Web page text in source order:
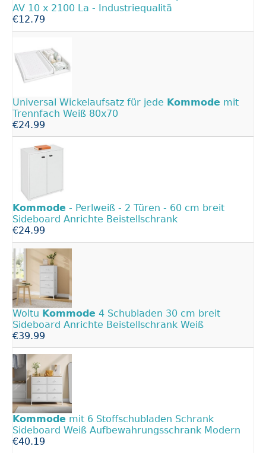
AV 10 x 2100 La - Industriequalitä
€12.79
Universal Wickelaufsatz für jede Kommode mit
Trennfach Weiß 80x70
€24.99
Kommode - Perlweiß - 2 Türen - 60 cm breit
Sideboard Anrichte Beistellschrank
€24.99
Woltu Kommode 4 Schubladen 30 cm breit
Sideboard Anrichte Beistellschrank Weiß
€39.99
Kommode mit 6 Stoffschubladen Schrank
Sideboard Weiß Aufbewahrungsschrank Modern
€40.19